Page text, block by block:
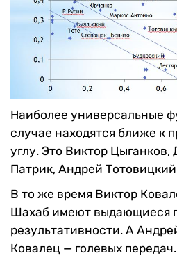
Наиболее универсальные
случае находятся ближе к
углу. Это Виктор
Патрик, Андрей
В то же время Виктор
Шахаб имеют выдающиеся
результативности. А
Ковалец — голевых передач.